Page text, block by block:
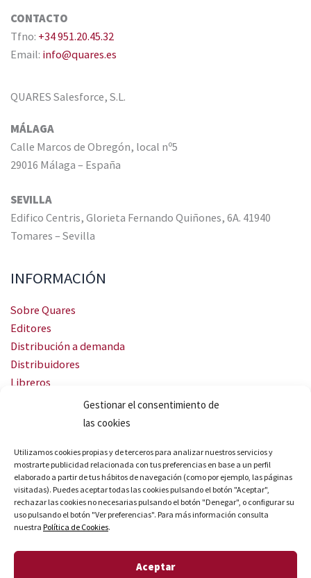
Gestionar el consentimiento de
las cookies
Utilizamos cookies propias y de terceros para analizar nuestros servicios y
mostrarte publicidad relacionada con tus preferencias en base a un perfil
elaborado a partir de tus hábitos de navegación (como por ejemplo, las páginas
visitadas). Puedes aceptar todas las cookies pulsando el botón "Aceptar",
rechazar las cookies no necesarias pulsando el botón "Denegar", o configurar su
uso pulsando el botón "Ver preferencias". Para más información consulta
nuestra Política de Cookies.
Aceptar
CONTACTO
Tfno: +34 951.20.45.32
Email: info@quares.es
QUARES Salesforce, S.L.
MÁLAGA
Calle Marcos de Obregón, local nº5
29016 Málaga – España
SEVILLA
Edifico Centris, Glorieta Fernando Quiñones, 6A. 41940
Tomares – Sevilla
INFORMACIÓN
Sobre Quares
Editores
Distribución a demanda
Distribuidores
Libreros
Servicio Landingweb
Crea tu audiobook
Aviso legal